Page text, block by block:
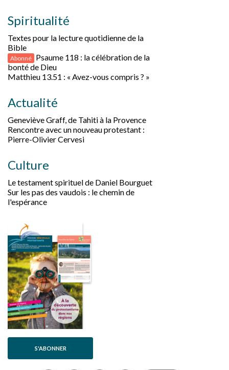
Spiritualité
Textes pour la lecture quotidienne de la
Bible
Abonné Psaume 118 : la célébration de la
bonté de Dieu
Matthieu 13.51 : « Avez-vous compris ? »
Actualité
Geneviève Graff, de Tahiti à la Provence
Rencontre avec un nouveau protestant :
Pierre-Olivier Cervesi
Culture
Le testament spirituel de Daniel Bourguet
Sur les pas des vaudois : le chemin de
l'espérance
S'ABONNER